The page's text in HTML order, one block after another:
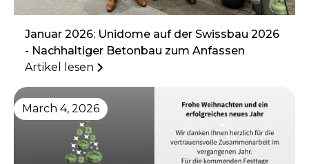
Januar 2026: Unidome auf der Swissbau 2026
- Nachhaltiger Betonbau zum Anfassen
Artikel lesen
March 4, 2026